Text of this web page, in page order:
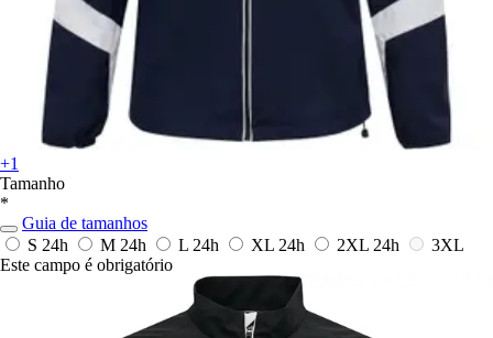
+1
Tamanho
*
Guia de tamanhos
S 24h M 24h L 24h XL 24h 2XL 24h
3XL
Este campo é obrigatório